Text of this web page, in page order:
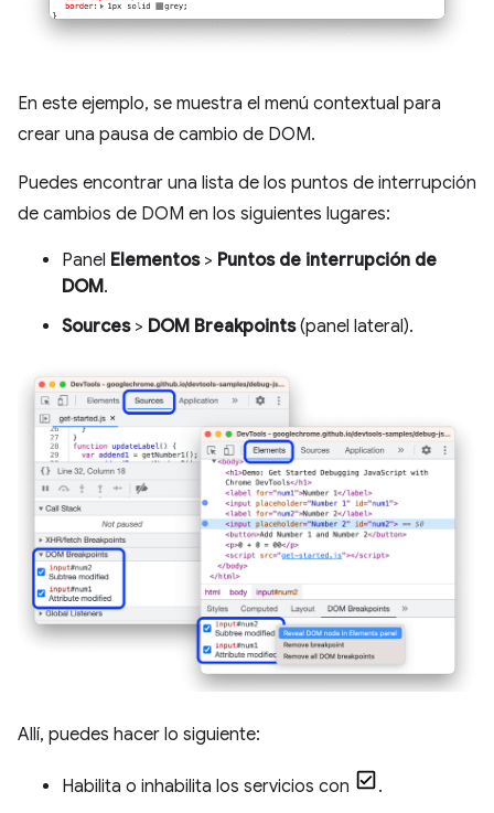
En este ejemplo, se muestra el menú contextual para
crear una pausa de cambio de DOM.
Puedes encontrar una lista de los puntos de interrupción
de cambios de DOM en los siguientes lugares:
Panel Elementos> Puntos de interrupción de
DOM.
Sources> DOM Breakpoints(panel lateral).
Allí, puedes hacer lo siguiente:
Habilita o inhabilita los servicios con
.